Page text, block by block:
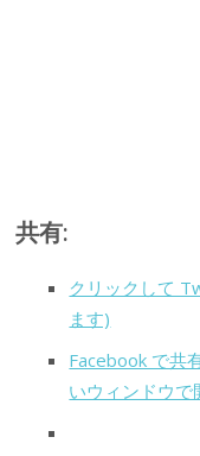
共有:
クリックして
ます)
Facebook で共
いウィンドウで